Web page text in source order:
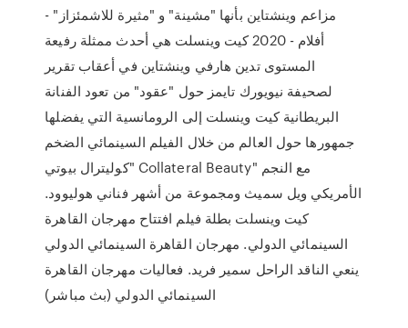
مزاعم وينشتاين بأنها "مشينة" و "مثيرة للاشمئزاز" -
أفلام - 2020 كيت وينسلت هي أحدث ممثلة رفيعة
المستوى تدين هارفي وينشتاين في أعقاب تقرير
لصحيفة نيويورك تايمز حول "عقود" من تعود الفنانة
البريطانية كيت وينسلت إلى الرومانسية التي يفضلها
جمهورها حول العالم من خلال الفيلم السينمائي الضخم
"كوليترال بيوتي Collateral Beauty" مع النجم
الأمريكي ويل سميث ومجموعة من أشهر فناني هوليوود.
كيت وينسلت بطلة فيلم افتتاح مهرجان القاهرة
السينمائي الدولي. مهرجان القاهرة السينمائي الدولي
ينعي الناقد الراحل سمير فريد. فعاليات مهرجان القاهرة
السينمائي الدولي (بث مباشر)